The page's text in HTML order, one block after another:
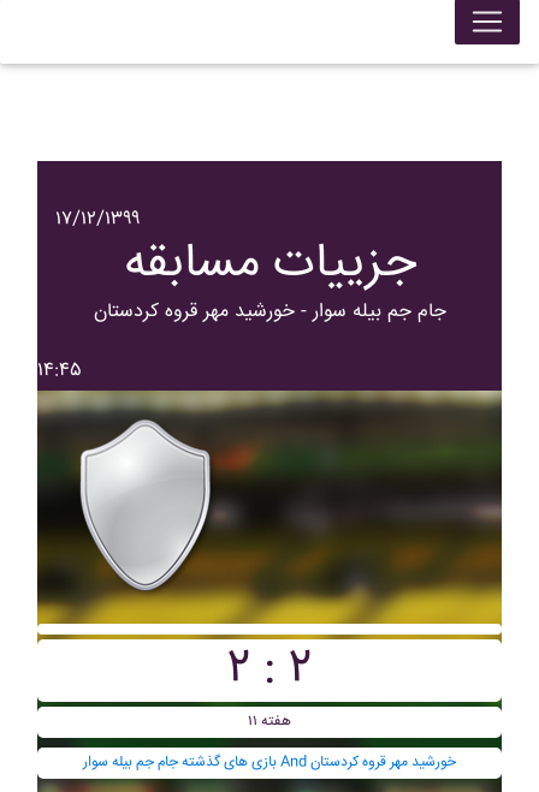
۱۷/۱۲/۱۳۹۹
جزییات مسابقه
جام جم بيله سوار - خورشيد مهر قروه کردستان
۱۴:۴۵
۲ : ۲
هفته ۱۱
بازی های گذشته جام جم بيله سوار And خورشيد مهر قروه کردستان